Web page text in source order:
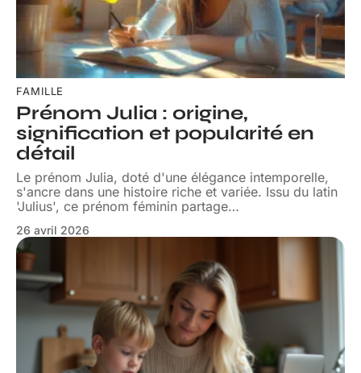
FAMILLE
Prénom Julia : origine,
signification et popularité en
détail
Le prénom Julia, doté d'une élégance intemporelle,
s'ancre dans une histoire riche et variée. Issu du latin
'Julius', ce prénom féminin partage…
26 avril 2026